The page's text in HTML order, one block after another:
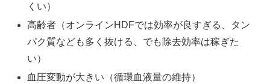
くい）
高齢者（オンラインHDFでは効率が良すぎる、タン
パク質なども多く抜ける、でも除去効率は稼ぎた
い）
血圧変動が大きい（循環血液量の維持）